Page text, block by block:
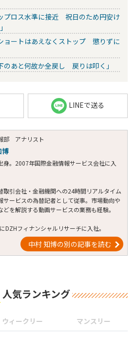
プロス水準に接近 祝日のため円安け
ョートはあえなくストップ 懲りずに
のあと何故か全戻し 戻りは叩く」
LINEで送る
部 アナリスト
博
身。2007年国際金融情報サービス会社に入
取引会社・金融機関への24時間リアルタイム
サービスの為替記者として従事。市場動向や
どを解説する動画サービスの業務も経験。
DZHフィナンシャルリサーチに入社。
中村 知博の別の記事を読む
人気ランキング
ウィークリー マンスリー